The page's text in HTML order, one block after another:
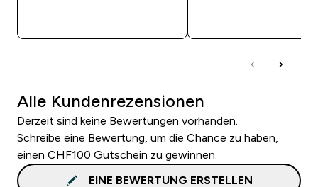
Alle Kundenrezensionen
Derzeit sind keine Bewertungen vorhanden.
Schreibe eine Bewertung, um die Chance zu haben,
einen CHF100 Gutschein zu gewinnen.
EINE BEWERTUNG ERSTELLEN